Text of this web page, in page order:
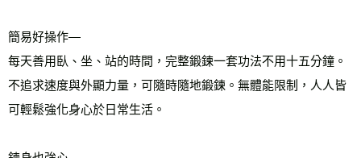
簡易好操作—
每天善用臥、坐、站的時間，完整鍛鍊一套功法不用十五分鐘。
不追求速度與外顯力量，可隨時隨地鍛鍊。無體能限制，人人皆
可輕鬆強化身心於日常生活。